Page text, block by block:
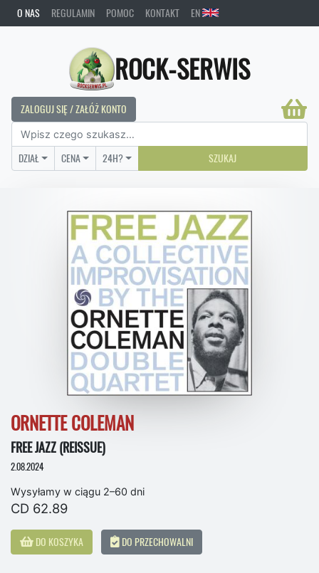
O NAS REGULAMIN POMOC KONTAKT EN
ROCK-SERWIS
ZALOGUJ SIĘ / ZAŁÓŻ KONTO
DZIAŁ CENA 24H? SZUKAJ
ORNETTE COLEMAN
FREE JAZZ (REISSUE)
2.08.2024
Wysyłamy w ciągu 2–60 dni
CD 62.89
DO KOSZYKA DO PRZECHOWALNI